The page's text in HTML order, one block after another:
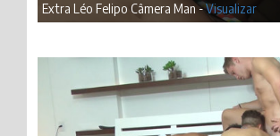
Extra Léo Felipo Câmera Man -Visualizar